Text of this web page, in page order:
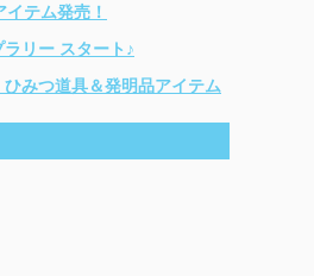
テム発売！
リー スタート♪
みつ道具＆発明品アイテム